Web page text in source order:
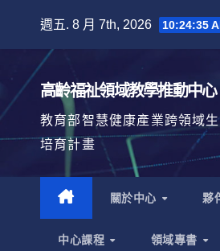
週五. 8 月 7th, 2026 10:24:36
高齡福祉領域教學推動中心
教育部智慧健康產業跨領域
培育計畫
關於中心 夥
中心課程 領域專書